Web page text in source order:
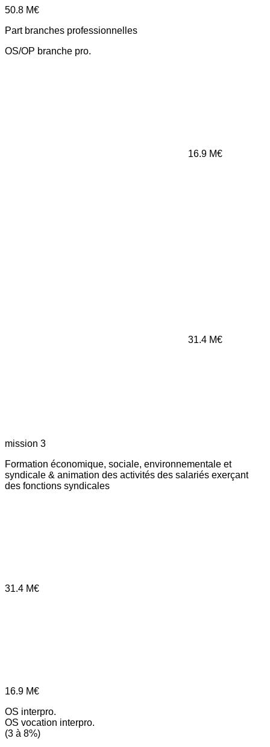
50.8 M€
Part branches professionnelles
OS/OP branche pro.
16.9 M€
31.4 M€
mission 3
Formation économique, sociale, environnementale et
syndicale & animation des activités des salariés exerçant
des fonctions syndicales
31.4 M€
16.9 M€
OS interpro.
OS vocation interpro.
(3 à 8%)